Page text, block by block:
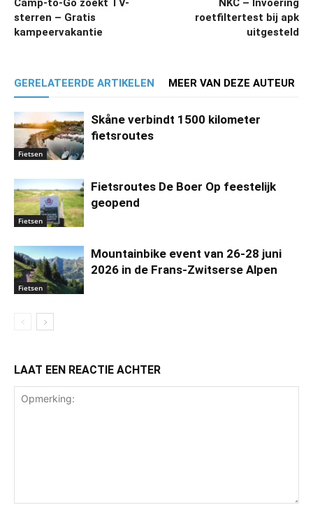
Camp-to-Go zoekt TV-
sterren – Gratis
kampeervakantie
NKC – Invoering
roetfiltertest bij apk
uitgesteld
GERELATEERDE ARTIKELEN MEER VAN DEZE AUTEUR
Fietsen
Skåne verbindt 1500 kilometer
fietsroutes
Fietsen
Fietsroutes De Boer Op feestelijk
geopend
Fietsen
Mountainbike event van 26-28 juni
2026 in de Frans-Zwitserse Alpen
LAAT EEN REACTIE ACHTER